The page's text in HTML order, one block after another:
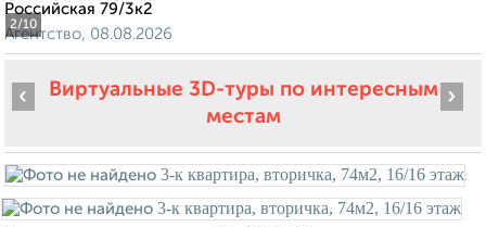
2/10
Российская 79/3к2
Агентство, 08.08.2026
Виртуальные 3D-туры по интересным
местам
‹ ›